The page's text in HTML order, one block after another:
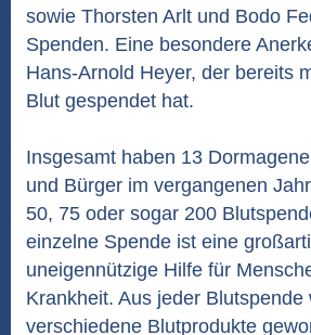
sowie Thorsten Arlt und Bodo
Spenden. Eine besondere
Hans-Arnold Heyer, der bereits
Blut gespendet hat.
Insgesamt haben 13
und Bürger im vergangenen
50, 75 oder sogar 200
einzelne Spende ist eine
uneigennützige Hilfe für
Krankheit. Aus jeder Blutspende
verschiedene Blutprodukte